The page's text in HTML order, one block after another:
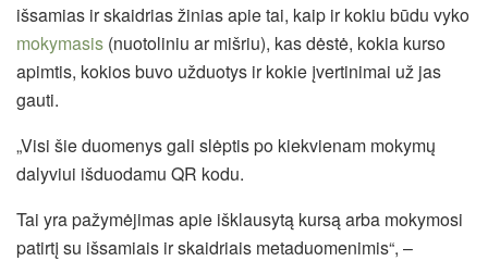
išsamias ir skaidrias žinias apie tai, kaip ir kokiu būdu vyko
mokymasis (nuotoliniu ar mišriu), kas dėstė, kokia kurso
apimtis, kokios buvo užduotys ir kokie įvertinimai už jas
gauti.
„Visi šie duomenys gali slėptis po kiekvienam mokymų
dalyviui išduodamu QR kodu.
Tai yra pažymėjimas apie išklausytą kursą arba mokymosi
patirtį su išsamiais ir skaidriais metaduomenimis“, –